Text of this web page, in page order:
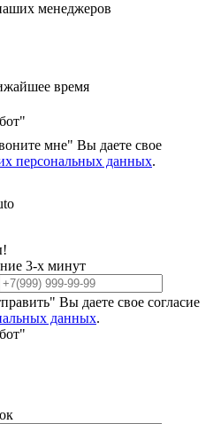
менеджеров
время
мне" Вы даете свое
персональных данных.
3-х минут
Вы даете свое согласие
данных.